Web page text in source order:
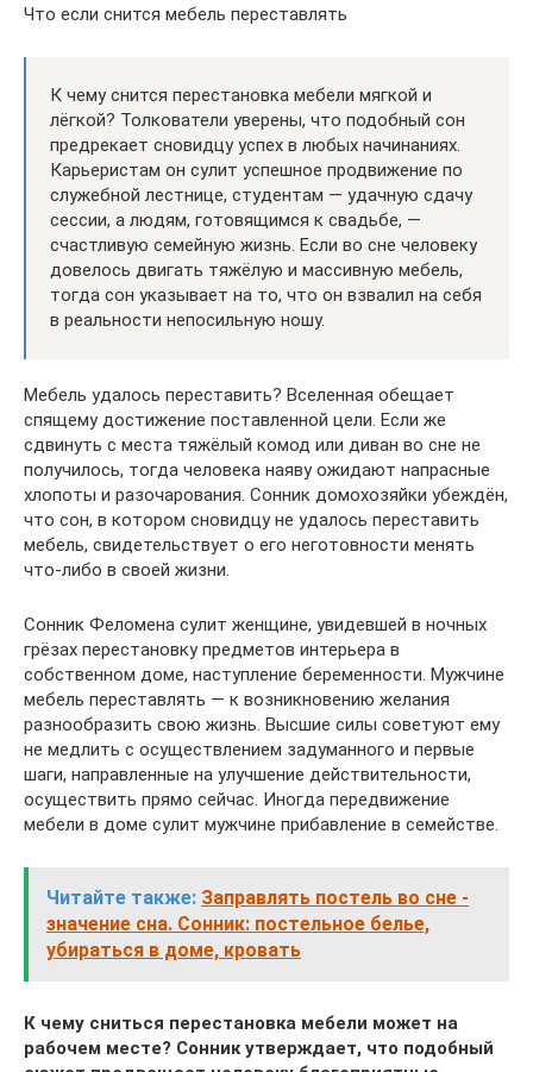
Что если снится мебель переставлять
К чему снится перестановка мебели мягкой и
лёгкой? Толкователи уверены, что подобный сон
предрекает сновидцу успех в любых начинаниях.
Карьеристам он сулит успешное продвижение по
служебной лестнице, студентам — удачную сдачу
сессии, а людям, готовящимся к свадьбе, —
счастливую семейную жизнь. Если во сне человеку
довелось двигать тяжёлую и массивную мебель,
тогда сон указывает на то, что он взвалил на себя
в реальности непосильную ношу.
Мебель удалось переставить? Вселенная обещает
спящему достижение поставленной цели. Если же
сдвинуть с места тяжёлый комод или диван во сне не
получилось, тогда человека наяву ожидают напрасные
хлопоты и разочарования. Сонник домохозяйки убеждён,
что сон, в котором сновидцу не удалось переставить
мебель, свидетельствует о его неготовности менять
что-либо в своей жизни.
Сонник Феломена сулит женщине, увидевшей в ночных
грёзах перестановку предметов интерьера в
собственном доме, наступление беременности. Мужчине
мебель переставлять — к возникновению желания
разнообразить свою жизнь. Высшие силы советуют ему
не медлить с осуществлением задуманного и первые
шаги, направленные на улучшение действительности,
осуществить прямо сейчас. Иногда передвижение
мебели в доме сулит мужчине прибавление в семействе.
Читайте также: Заправлять постель во сне -
значение сна. Сонник: постельное белье,
убираться в доме, кровать
К чему сниться перестановка мебели может на
рабочем месте? Сонник утверждает, что подобный